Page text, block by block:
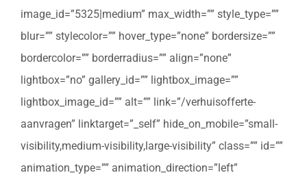
image_id=”5325|medium” max_width=”” style_type=””
blur=”” stylecolor=”” hover_type=”none” bordersize=””
bordercolor=”” borderradius=”” align=”none”
lightbox=”no” gallery_id=”” lightbox_image=””
lightbox_image_id=”” alt=”” link=”/verhuisofferte-
aanvragen” linktarget=”_self” hide_on_mobile=”small-
visibility,medium-visibility,large-visibility” class=”” id=””
animation_type=”” animation_direction=”left”